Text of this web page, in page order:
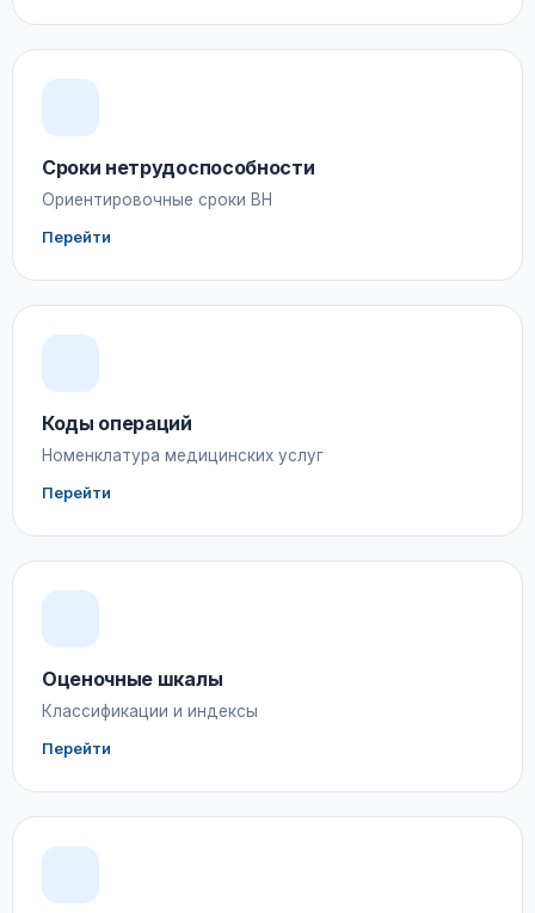
Сроки нетрудоспособности
Ориентировочные сроки ВН
Перейти
Коды операций
Номенклатура медицинских услуг
Перейти
Оценочные шкалы
Классификации и индексы
Перейти